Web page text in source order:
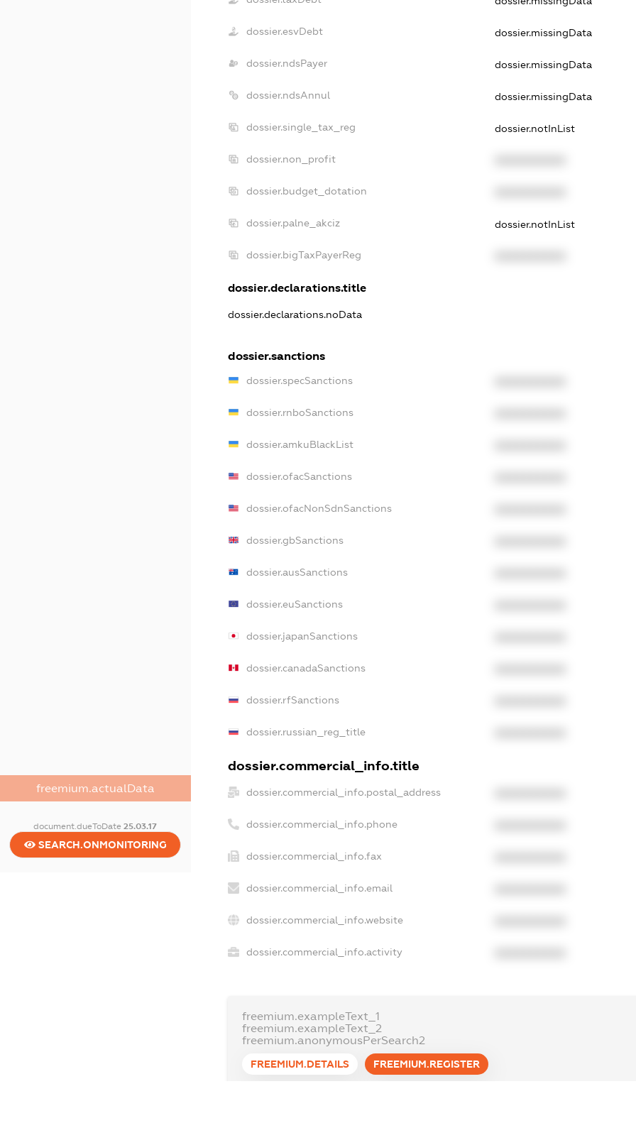
freemium.actualData
document.dueToDate25.03.17
SEARCH.ONMONITORING
dossier.esvDebt dossier.missingData
dossier.ndsPayer dossier.missingData
dossier.ndsAnnul dossier.missingData
dossier.single_tax_reg dossier.notInList
dossier.non_profit
dossier.budget_dotation
dossier.palne_akciz dossier.notInList
dossier.bigTaxPayerReg
dossier.declarations.title
dossier.declarations.noData
dossier.sanctions
dossier.specSanctions
dossier.rnboSanctions
dossier.amkuBlackList
dossier.ofacSanctions
dossier.ofacNonSdnSanctions
dossier.gbSanctions
dossier.ausSanctions
dossier.euSanctions
dossier.japanSanctions
dossier.canadaSanctions
dossier.rfSanctions
dossier.russian_reg_title
dossier.commercial_info.title
dossier.commercial_info.postal_address
dossier.commercial_info.phone
dossier.commercial_info.fax
dossier.commercial_info.email
dossier.commercial_info.website
dossier.commercial_info.activity
freemium.exampleText_1
freemium.exampleText_2
freemium.anonymousPerSearch2
FREEMIUM.DETAILS FREEMIUM.REGISTER